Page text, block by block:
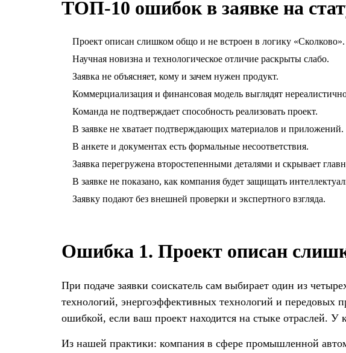
ТОП-10 ошибок в заявке на
Проект описан слишком общо и не встроен в логику «Сколково».
Научная новизна и технологическое отличие раскрыты слабо.
Заявка не объясняет, кому и зачем нужен продукт.
Коммерциализация и финансовая модель выглядят
Команда не подтверждает способность реализовать проект.
В заявке не хватает подтверждающих материалов и приложений.
В анкете и документах есть формальные несоответствия.
Заявка перегружена второстепенными деталями и скрывает
В заявке не показано, как компания будет защищать
Заявку подают без внешней проверки и экспертного взгляда.
Ошибка 1. Проект описан
При подаче заявки соискатель сам выбирает один из
технологий, энергоэффективных технологий и передовых
ошибкой, если ваш проект находится на стыке отраслей. У
Из нашей практики: компания в сфере промышленной